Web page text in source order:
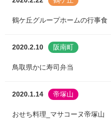
鶴ケ丘グループホームの行事食
2020.2.10 阪南町
鳥取県かに寿司弁当
2020.1.14 帝塚山
おせち料理_マサコーヌ帝塚山